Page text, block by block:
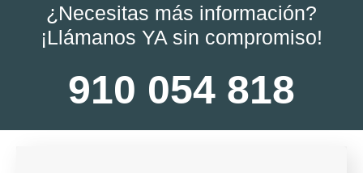
¿Necesitas más información?
¡Llámanos YA sin compromiso!
910 054 818